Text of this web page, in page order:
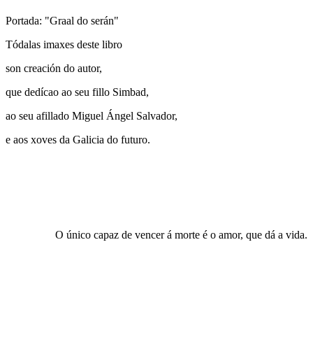
Portada: "Graal do serán"
Tódalas imaxes deste libro
son creación do autor,
que dedícao ao seu fillo Simbad,
ao seu afillado Miguel Ángel Salvador,
e aos xoves da Galicia do futuro.
O único capaz de vencer á morte é o amor, que dá a vida.